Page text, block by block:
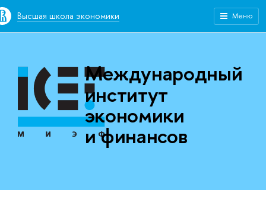
Высшая школа экономики Меню
Международный
институт
экономики
и финансов